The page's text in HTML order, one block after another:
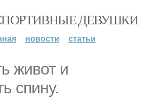
СПОРТИВНЫЕ ДЕВУШКИ
новости статьи
живот и
спину.